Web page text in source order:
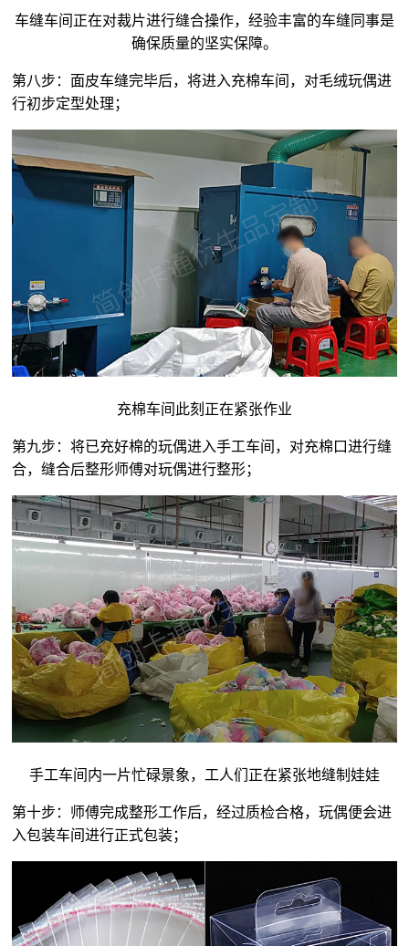
车缝车间正在对裁片进行缝合操作，经验丰富的车缝同事是
确保质量的坚实保障。
第八步：面皮车缝完毕后，将进入充棉车间，对毛绒玩偶进
行初步定型处理；
充棉车间此刻正在紧张作业
第九步：将已充好棉的玩偶进入手工车间，对充棉口进行缝
合，缝合后整形师傅对玩偶进行整形；
手工车间内一片忙碌景象，工人们正在紧张地缝制娃娃
第十步：师傅完成整形工作后，经过质检合格，玩偶便会进
入包装车间进行正式包装；